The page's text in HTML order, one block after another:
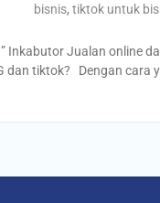
bisnis, tiktok untuk
Inkabutor Jualan online
dan tiktok? Dengan cara